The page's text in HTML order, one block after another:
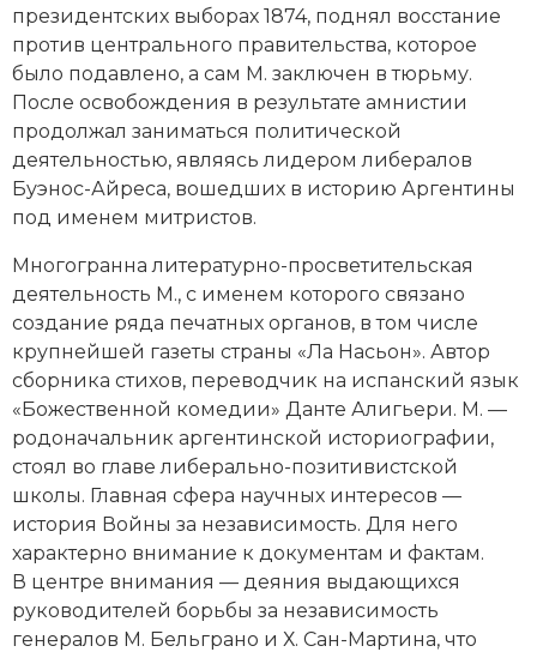
Общественные объединения и организации
Политическая история
Революции и народные движения
Религия и церковь
Россия
Северная Америка
Социально-экономическая история
Специальные исторические дисциплины
СССР
Южная Америка
президентских выборах 1874, поднял восстание
против центрального правительства, которое
было подавлено, а сам М. заключен в тюрьму.
После освобождения в результате амнистии
продолжал заниматься политической
деятельностью, являясь лидером либералов
Буэнос-Айреса, вошедших в историю Аргентины
под именем митристов.
Многогранна литературно-просветительская
деятельность М., с именем которого связано
создание ряда печатных органов, в том числе
крупнейшей газеты страны «Ла Насьон». Автор
сборника стихов, переводчик на испанский язык
«Божественной комедии» Данте Алигьери. М. —
родоначальник аргентинской историографии,
стоял во главе либерально-позитивистской
школы. Главная сфера научных интересов —
история Войны за независимость. Для него
характерно внимание к документам и фактам.
В центре внимания — деяния выдающихся
руководителей борьбы за независимость
генералов М. Бельграно и Х. Сан-Мартина, что